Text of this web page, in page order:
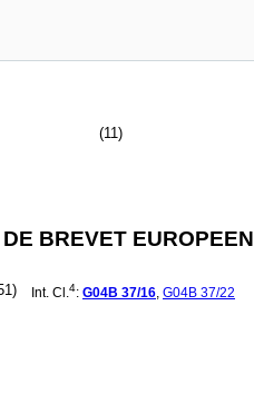
(11)
BREVET EUROPEEN
Int. Cl.4: G04B 37/16, G04B 37/22